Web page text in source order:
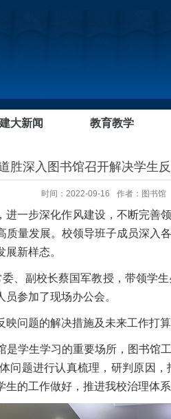
建大新闻 教育教学
胜深入图书馆召开解决学生
时间：2022-09-16 作者：图书馆
进一步深化作风建设，不断完善
量发展。校领导班子成员深
新样态。
、副校长蔡国军教授，带领学
参加了现场办公会。
问题的解决措施及未来工作打算
学生学习的重要场所，图书馆
问题进行认真梳理，研判原因
的工作做好，推进我校治理体系